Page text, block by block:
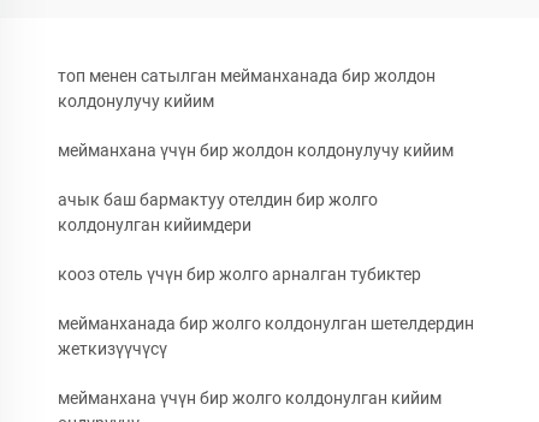
топ менен сатылган мейманханада бир жолдон
колдонулучу кийим
мейманхана үчүн бир жолдон колдонулучу кийим
ачык баш бармактуу отелдин бир жолго
колдонулган кийимдери
кооз отель үчүн бир жолго арналган тубиктер
мейманханада бир жолго колдонулган шетелдердин
жеткизүүчүсү
мейманхана үчүн бир жолго колдонулган кийим